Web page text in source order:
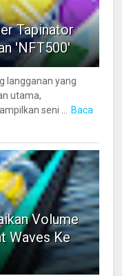
Tapinator
'NFT500'
langganan yang
utama,
seni ...
Baca
Volume
Waves Ke